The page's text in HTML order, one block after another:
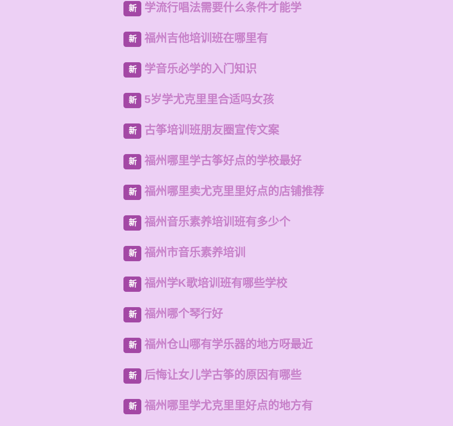
新 学流行唱法需要什么条件才能学
新 福州吉他培训班在哪里有
新 学音乐必学的入门知识
新 5岁学尤克里里合适吗女孩
新 古筝培训班朋友圈宣传文案
新 福州哪里学古筝好点的学校最好
新 福州哪里卖尤克里里好点的店铺推荐
新 福州音乐素养培训班有多少个
新 福州市音乐素养培训
新 福州学K歌培训班有哪些学校
新 福州哪个琴行好
新 福州仓山哪有学乐器的地方呀最近
新 后悔让女儿学古筝的原因有哪些
新 福州哪里学尤克里里好点的地方有